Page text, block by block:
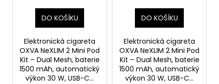
DO KOŠÍKU
Elektronická cigareta
OXVA NeXLIM 2 Mini Pod
Kit – Dual Mesh, baterie
1500 mAh, automatický
výkon 30 W, USB-C...
DO KOŠÍKU
Elektronická cigareta
OXVA NeXLIM 2 Mini Pod
Kit – Dual Mesh, baterie
1500 mAh, automatický
výkon 30 W, USB-C...